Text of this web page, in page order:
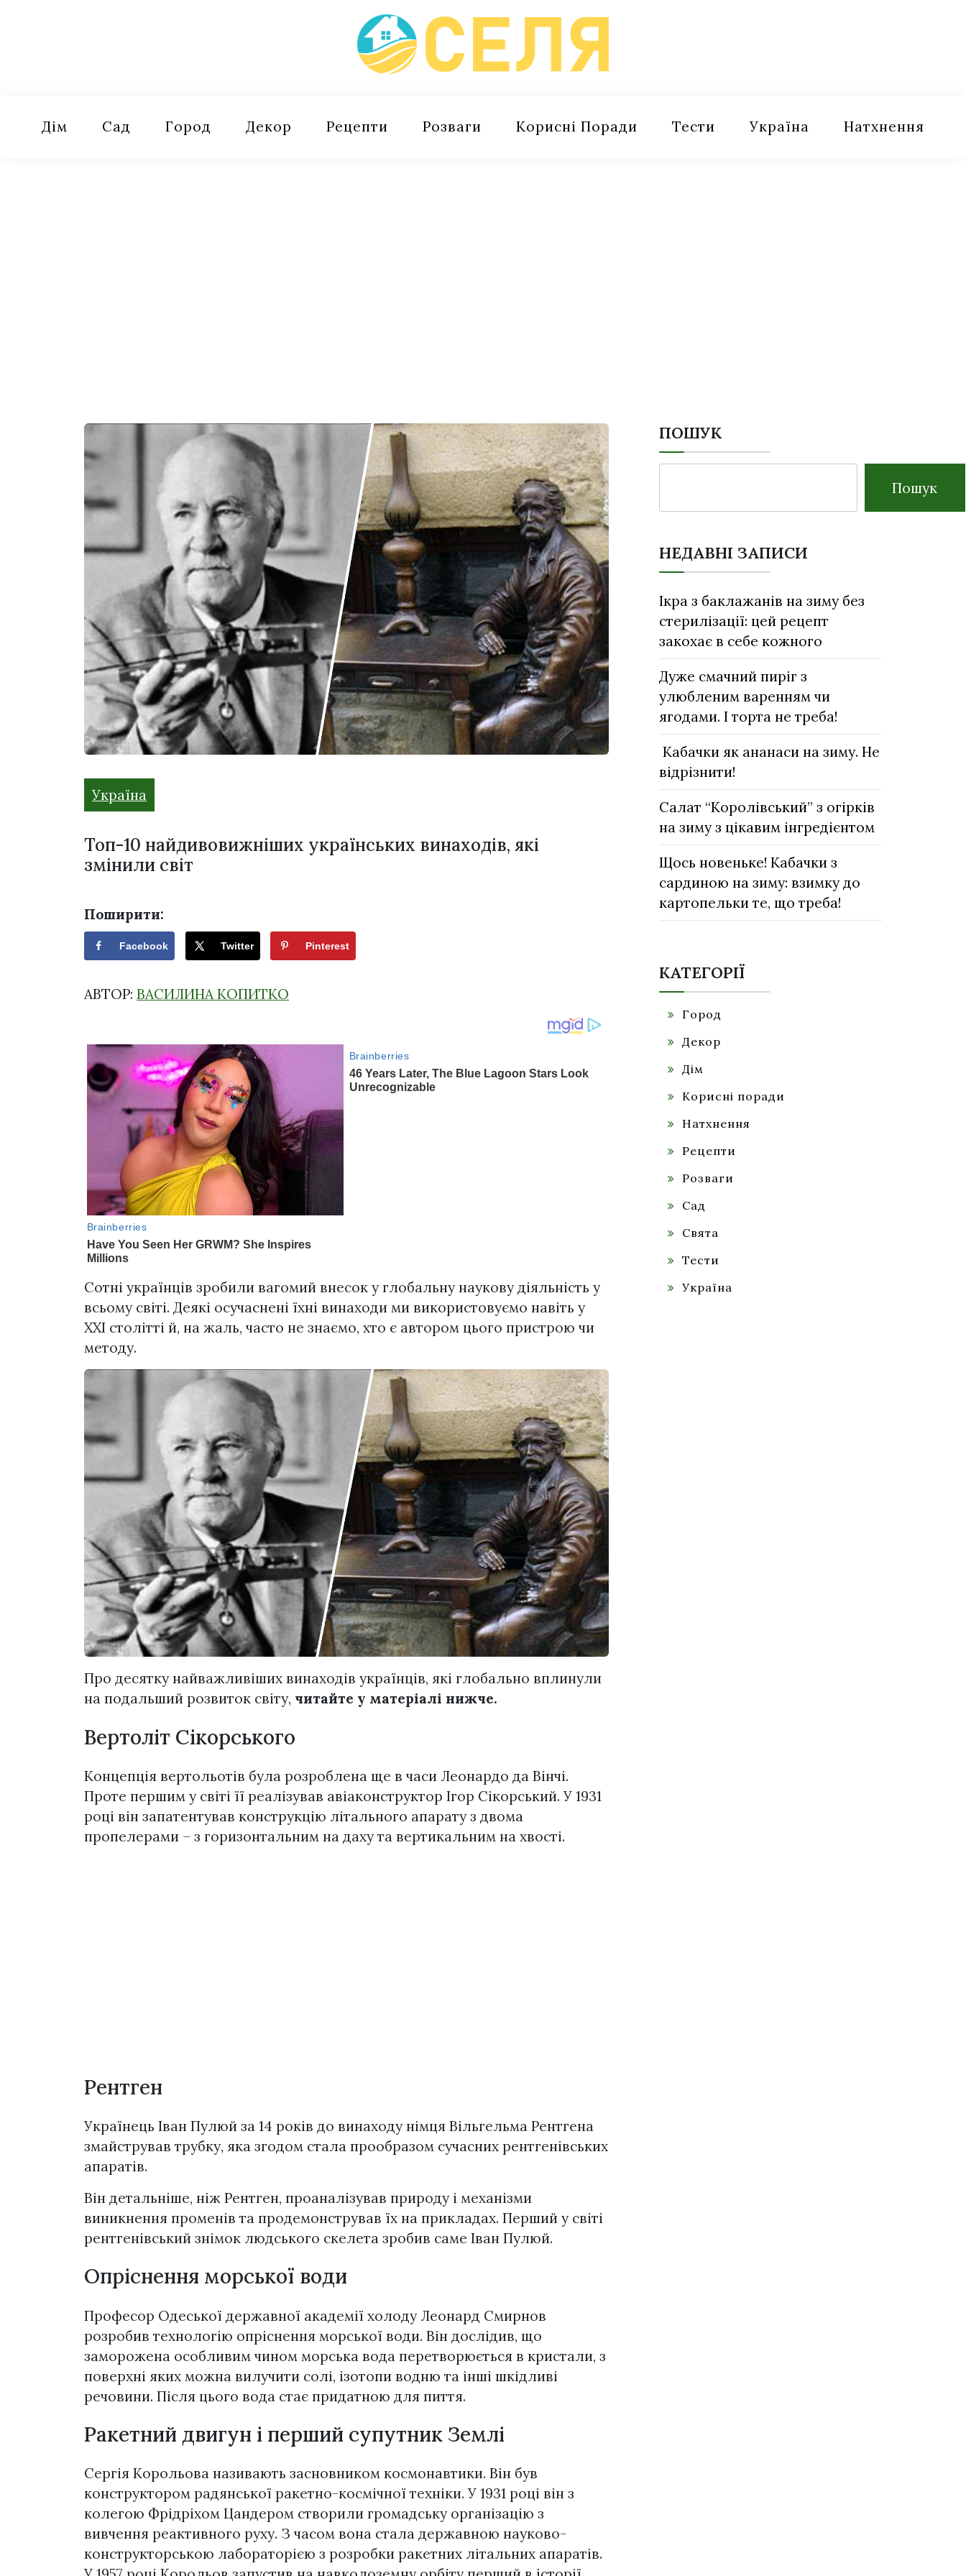
Дім Сад Город Декор Рецепти Розваги Корисні Поради Тести Україна Натхнення
Україна
Топ-10 найдивовижніших українських винаходів, які
змінили світ
Поширити:
Facebook Twitter Pinterest
АВТОР: ВАСИЛИНА КОПИТКО
Сотні українців зробили вагомий внесок у глобальну наукову діяльність у
всьому світі. Деякі осучаснені їхні винаходи ми використовуємо навіть у
ХХІ столітті й, на жаль, часто не знаємо, хто є автором цього пристрою чи
методу.
Про десятку найважливіших винаходів українців, які глобально вплинули
на подальший розвиток світу, читайте у матеріалі нижче.
Вертоліт Сікорського
Концепція вертольотів була розроблена ще в часи Леонардо да Вінчі.
Проте першим у світі її реалізував авіаконструктор Ігор Сікорський. У 1931
році він запатентував конструкцію літального апарату з двома
пропелерами – з горизонтальним на даху та вертикальним на хвості.
Рентген
Українець Іван Пулюй за 14 років до винаходу німця Вільгельма Рентгена
змайстрував трубку, яка згодом стала прообразом сучасних рентгенівських
апаратів.
Він детальніше, ніж Рентген, проаналізував природу і механізми
виникнення променів та продемонстрував їх на прикладах. Перший у світі
рентгенівський знімок людського скелета зробив саме Іван Пулюй.
Опріснення морської води
Професор Одеської державної академії холоду Леонард Смирнов
розробив технологію опріснення морської води. Він дослідив, що
заморожена особливим чином морська вода перетворюється в кристали, з
поверхні яких можна вилучити солі, ізотопи водню та інші шкідливі
речовини. Після цього вода стає придатною для пиття.
Ракетний двигун і перший супутник Землі
Сергія Корольова називають засновником космонавтики. Він був
конструктором радянської ракетно-космічної техніки. У 1931 році він з
колегою Фрідріхом Цандером створили громадську організацію з
вивчення реактивного руху. З часом вона стала державною науково-
конструкторською лабораторією з розробки ракетних літальних апаратів.
ПОШУК
Пошук
НЕДАВНІ ЗАПИСИ
Ікра з баклажанів на зиму без
стерилізації: цей рецепт
закохає в себе кожного
Дуже смачний пиріг з
улюбленим варенням чи
ягодами. І торта не треба!
Кабачки як ананаси на зиму. Не
відрізнити!
Салат “Королівський” з огірків
на зиму з цікавим інгредієнтом
Щось новеньке! Кабачки з
сардиною на зиму: взимку до
картопельки те, що треба!
КАТЕГОРІЇ
Город
Декор
Дім
Корисні поради
Натхнення
Рецепти
Розваги
Сад
Свята
Тести
Україна